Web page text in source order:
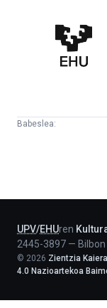
Zientifikoko
Katedra
Babeslea:
UPV/EHUren
2445-3897 —
© 2026 Zientzia Kaiera
4.0 Nazioartekoa